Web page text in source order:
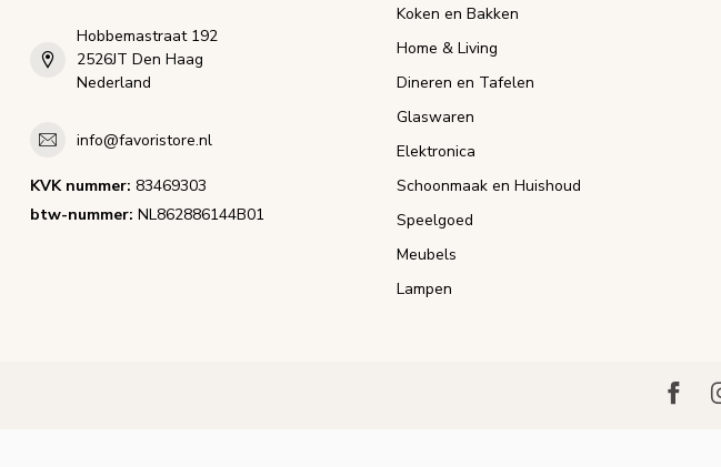
Hobbemastraat 192
2526JT Den Haag
Nederland
info@favoristore.nl
KVK nummer: 83469303
btw-nummer: NL862886144B01
Koken en Bakken
Home & Living
Dineren en Tafelen
Glaswaren
Elektronica
Schoonmaak en Huishoud
Speelgoed
Meubels
Lampen